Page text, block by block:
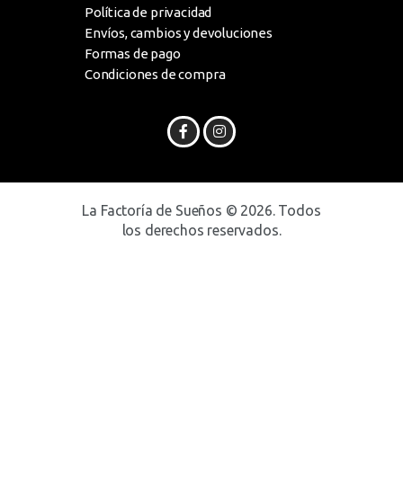
Política de privacidad
Envíos, cambios y devoluciones
Formas de pago
Condiciones de compra
La Factoría de Sueños © 2026. Todos
los derechos reservados.